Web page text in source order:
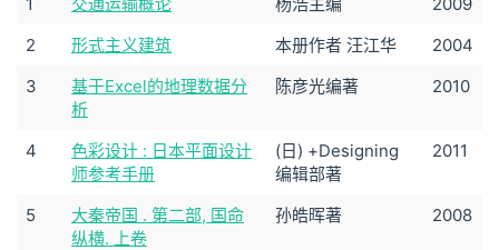
2
形式主义建筑 本册作者 汪江华
2004
3
基于Excel的地理数据分
析
陈彦光编著 2010
4
色彩设计 : 日本平面设计
师参考手册
(日) +Designing
编辑部著
2011
5
大秦帝国 . 第二部, 国命
纵横. 上卷
孙皓晖著 2008